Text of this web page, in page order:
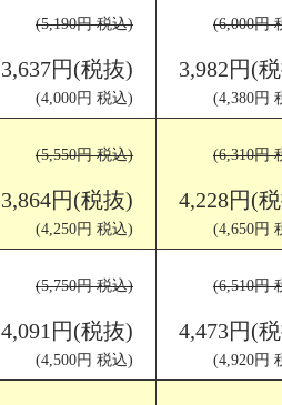
(5,190円 税込)
3,637円(税抜)
(4,000円 税込)
(6,000円
3,982円(
(4,380円
(5,550円 税込)
3,864円(税抜)
(4,250円 税込)
(6,310円
4,228円(
(4,650円
(5,750円 税込)
4,091円(税抜)
(4,500円 税込)
(6,510円
4,473円(
(4,920円